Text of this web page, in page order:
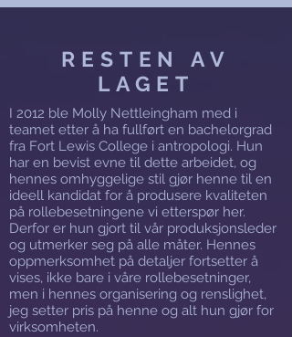
RESTEN AV
LAGET
I 2012 ble Molly Nettleingham med i
teamet etter å ha fullført en bachelorgrad
fra Fort Lewis College i antropologi. Hun
har en bevist evne til dette arbeidet, og
hennes omhyggelige stil gjør henne til en
ideell kandidat for å produsere kvaliteten
på rollebesetningene vi etterspør her.
Derfor er hun gjort til vår produksjonsleder
og utmerker seg på alle måter. Hennes
oppmerksomhet på detaljer fortsetter å
vises, ikke bare i våre rollebesetninger,
men i hennes organisering og renslighet,
jeg setter pris på henne og alt hun gjør for
virksomheten.